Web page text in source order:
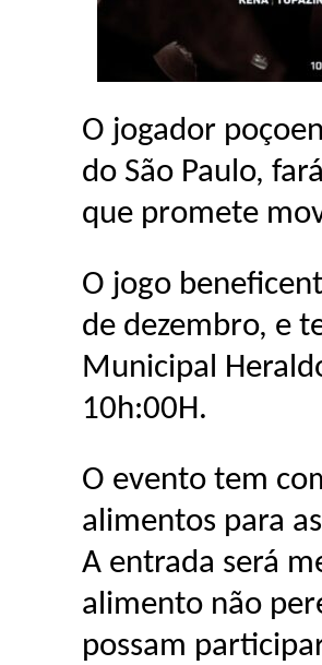
O jogador
do São Paulo,
que promete
O jogo
de dezembro, e
Municipal
10h:00H.
O evento tem
alimentos para
A entrada será
alimento não
possam